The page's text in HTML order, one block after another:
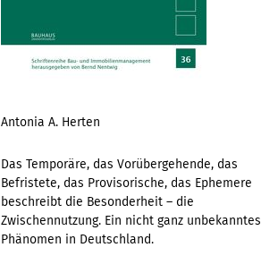
Antonia A. Herten
Das Temporäre, das Vorübergehende, das
Befristete, das Provisorische, das Ephemere
beschreibt die Besonderheit – die
Zwischennutzung. Ein nicht ganz unbekanntes
Phänomen in Deutschland.